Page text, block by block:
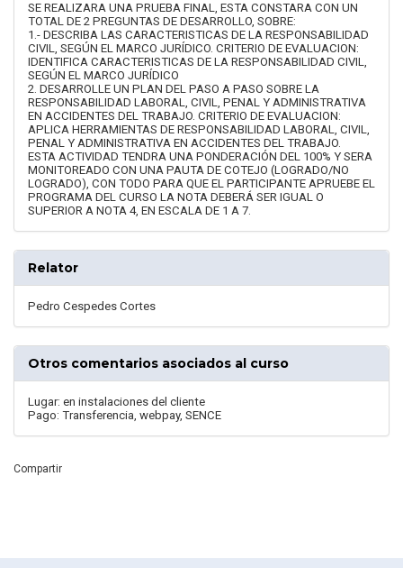
SE REALIZARA UNA PRUEBA FINAL, ESTA CONSTARA CON UN
TOTAL DE 2 PREGUNTAS DE DESARROLLO, SOBRE:
1.- DESCRIBA LAS CARACTERISTICAS DE LA RESPONSABILIDAD
CIVIL, SEGÚN EL MARCO JURÍDICO. CRITERIO DE EVALUACION:
IDENTIFICA CARACTERISTICAS DE LA RESPONSABILIDAD CIVIL,
SEGÚN EL MARCO JURÍDICO
2. DESARROLLE UN PLAN DEL PASO A PASO SOBRE LA
RESPONSABILIDAD LABORAL, CIVIL, PENAL Y ADMINISTRATIVA
EN ACCIDENTES DEL TRABAJO. CRITERIO DE EVALUACION:
APLICA HERRAMIENTAS DE RESPONSABILIDAD LABORAL, CIVIL,
PENAL Y ADMINISTRATIVA EN ACCIDENTES DEL TRABAJO.
ESTA ACTIVIDAD TENDRA UNA PONDERACIÓN DEL 100% Y SERA
MONITOREADO CON UNA PAUTA DE COTEJO (LOGRADO/NO
LOGRADO), CON TODO PARA QUE EL PARTICIPANTE APRUEBE EL
PROGRAMA DEL CURSO LA NOTA DEBERÁ SER IGUAL O
SUPERIOR A NOTA 4, EN ESCALA DE 1 A 7.
Relator
Pedro Cespedes Cortes
Otros comentarios asociados al curso
Lugar: en instalaciones del cliente
Pago: Transferencia, webpay, SENCE
Compartir